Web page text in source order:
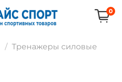
0
Тренажеры силовые